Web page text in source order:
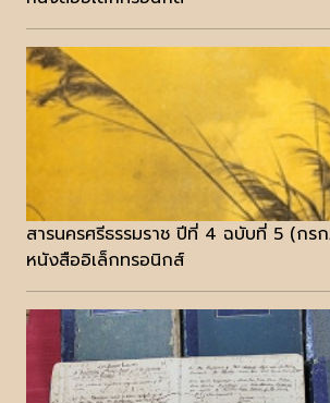
สารนครศรีธรรมราช ปีที่ 4 ฉบับที่ 5 (กร
หนังสืออิเล็กทรอนิกส์